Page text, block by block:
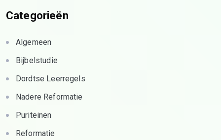
Categorieën
Algemeen
Bijbelstudie
Dordtse Leerregels
Nadere Reformatie
Puriteinen
Reformatie